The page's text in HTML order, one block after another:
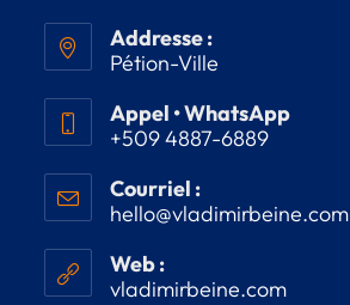
Addresse :
Pétion-Ville
Appel • WhatsApp
+509 4887-6889
Courriel :
hello@vladimirbeine.com
Web :
vladimirbeine.com